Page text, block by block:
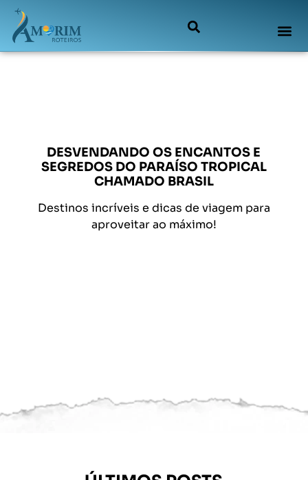
DESVENDANDO OS ENCANTOS E
SEGREDOS DO PARAÍSO TROPICAL
CHAMADO BRASIL
Destinos incríveis e dicas de viagem para
aproveitar ao máximo!